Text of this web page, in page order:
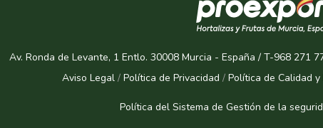
Av. Ronda de Levante, 1 Entlo. 30008 Murcia - España / T-968 271
Aviso Legal/ Política de Privacidad /Política de Calidad y
Política del Sistema de Gestión de la